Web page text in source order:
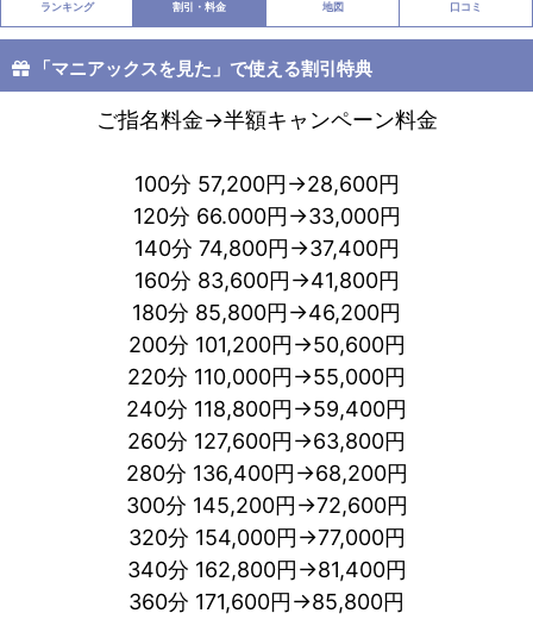
ランキング 割引・料金 地図 口コミ
「マニアックスを見た」で使える割引特典
ご指名料金→半額キャンペーン料金
100分 57,200円→28,600円
120分 66.000円→33,000円
140分 74,800円→37,400円
160分 83,600円→41,800円
180分 85,800円→46,200円
200分 101,200円→50,600円
220分 110,000円→55,000円
240分 118,800円→59,400円
260分 127,600円→63,800円
280分 136,400円→68,200円
300分 145,200円→72,600円
320分 154,000円→77,000円
340分 162,800円→81,400円
360分 171,600円→85,800円